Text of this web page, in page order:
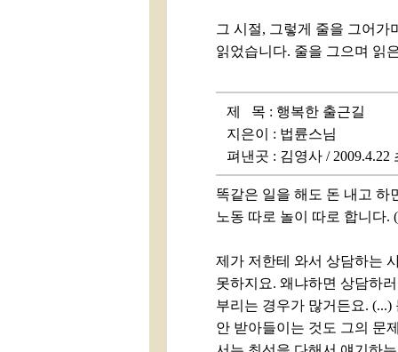
그 시절, 그렇게 줄을 그어가
읽었습니다. 줄을 그으며 읽
제 목 : 행복한 출근길
지은이 : 법륜스님
펴낸곳 : 김영사 / 2009.4.22
똑같은 일을 해도 돈 내고 하
노동 따로 놀이 따로 합니다.
제가 저한테 와서 상담하는
못하지요. 왜냐하면 상담하
부리는 경우가 많거든요.
안 받아들이는 것도 그의 문